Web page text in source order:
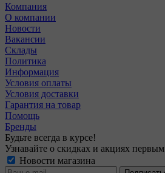
Компания
О компании
Новости
Вакансии
Склады
Политика
Информация
Условия оплаты
Условия доставки
Гарантия на товар
Помощь
Бренды
Будьте всегда в курсе!
Узнавайте о скидках и акциях первым
Новости магазина